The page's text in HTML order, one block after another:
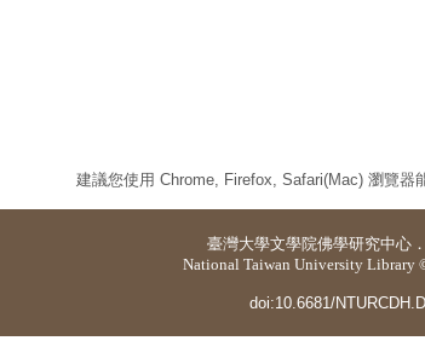
建議您使用 Chrome, Firefox, Safari(Mac) 瀏覽器
臺灣大學文學院佛學研究中心 ．
National Taiwan University Library
doi:10.6681/